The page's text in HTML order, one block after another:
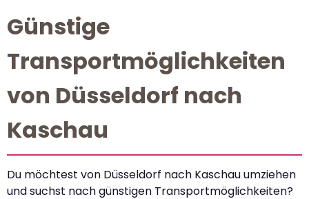
Günstige
Transportmöglichkeiten
von Düsseldorf nach
Kaschau
Du möchtest von Düsseldorf nach Kaschau umziehen
und suchst nach günstigen Transportmöglichkeiten?